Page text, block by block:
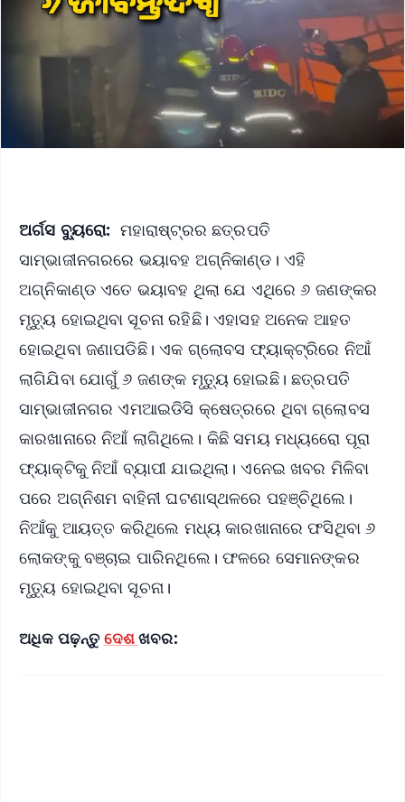
ଅର୍ଗସ ବ୍ୟୁରୋ: ମହାରାଷ୍ଟ୍ରର ଛତ୍ରପତି
ସାମ୍ଭାଜୀନଗରରେ ଭୟାବହ ଅଗ୍ନିକାଣ୍ଡ। ଏହି
ଅଗ୍ନିକାଣ୍ଡ ଏତେ ଭୟାବହ ଥିଲା ଯେ ଏଥିରେ ୬ ଜଣଙ୍କର
ମୃତ୍ୟୁ ହୋଇଥିବା ସୂଚନା ରହିଛି। ଏହାସହ ଅନେକ ଆହତ
ହୋଇଥିବା ଜଣାପଡିଛି। ଏକ ଗ୍ଲୋବସ ଫ୍ୟାକ୍ଟ୍ରିରେ ନିଆଁ
ଲାଗିଯିବା ଯୋଗୁଁ ୬ ଜଣଙ୍କ ମୃତ୍ୟୁ ହୋଇଛି। ଛତ୍ରପତି
ସାମ୍ଭାଜୀନଗର ଏମଆଇଡିସି କ୍ଷେତ୍ରରେ ଥିବା ଗ୍ଲୋବସ
କାରଖାନାରେ ନିଆଁ ଲାଗିଥିଲେ। କିଛି ସମୟ ମଧ୍ୟରେୋ ପୂରା
ଫ୍ୟାକ୍ଟିକୁ ନିଆଁ ବ୍ୟାପୀ ଯାଇଥିଲା। ଏନେଇ ଖବର ମିଳିବା
ପରେ ଅଗ୍ନିଶମ ବାହିନୀ ଘଟଣାସ୍ଥଳରେ ପହଞ୍ଚିଥିଲେ।
ନିଆଁକୁ ଆୟତ୍ତ କରିଥିଲେ ମଧ୍ୟ କାରଖାନାରେ ଫସିଥିବା ୬
ଲୋକଙ୍କୁ ବଞ୍ଚାଇ ପାରିନଥିଲେ। ଫଳରେ ସେମାନଙ୍କର
ମୃତ୍ୟୁ ହୋଇଥିବା ସୂଚନା।
ଅଧିକ ପଢ଼ନ୍ତୁ ଦେଶଖବର: